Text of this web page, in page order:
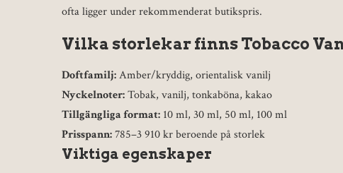
ofta ligger under rekommenderat butikspris.
Vilka storlekar finns Tobacco
Doftfamilj:Amber/kryddig, orientalisk vanilj
Nyckelnoter:Tobak, vanilj, tonkaböna, kakao
Tillgängliga format: 10 ml, 30 ml, 50 ml, 100 ml
Prisspann:785–3 910 kr beroende på storlek
Viktiga egenskaper